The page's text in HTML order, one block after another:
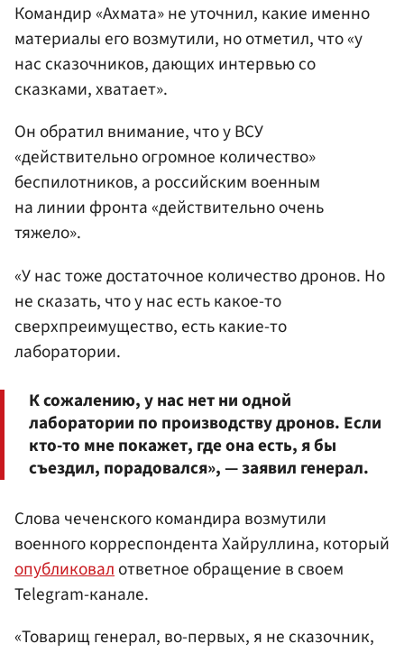
Командир «Ахмата» не уточнил, какие именно
материалы его возмутили, но отметил, что «у
нас сказочников, дающих интервью со
сказками, хватает».
Он обратил внимание, что у ВСУ
«действительно огромное количество»
беспилотников, а российским военным
на линии фронта «действительно очень
тяжело».
«У нас тоже достаточное количество дронов. Но
не сказать, что у нас есть какое-то
сверхпреимущество, есть какие-то
лаборатории.
К сожалению, у нас нет ни одной
лаборатории по производству дронов. Если
кто-то мне покажет, где она есть, я бы
съездил, порадовался», — заявил генерал.
Слова чеченского командира возмутили
военного корреспондента Хайруллина, который
опубликовалответное обращение в своем
Telegram-канале.
«Товарищ генерал, во-первых, я не сказочник,